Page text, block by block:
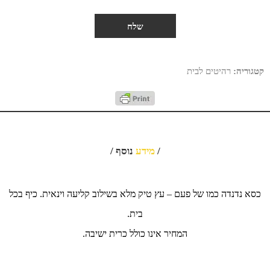
קטגוריה: רהיטים לבית
/ מידע נוסף /
כסא נדנדה כמו של פעם – עץ טיק מלא בשילוב קליעה וינאית. כיף בכל
בית.
המחיר אינו כולל כרית ישיבה.